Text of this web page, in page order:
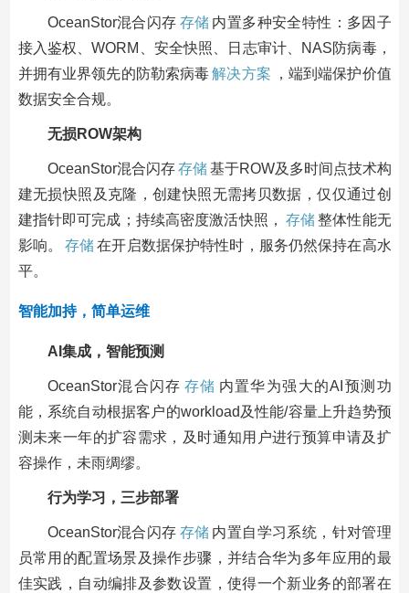
OceanStor混合闪存 存储 内置多种安全特性：多因子
接入鉴权、WORM、安全快照、日志审计、NAS防病毒，
并拥有业界领先的防勒索病毒解决方案
，端到端保护价值
数据安全合规。
无损ROW架构
OceanStor混合闪存存储 基于ROW及多时间点技术构
建无损快照及克隆，创建快照无需拷贝数据，仅仅通过创
建指针即可完成；持续高密度激活快照， 存储 整体性能无
影响。
存储 在开启数据保护特性时，服务仍然保持在高水
平。
智能加持，简单运维
AI集成，智能预测
OceanStor混合闪存 存储 内置华为强大的AI预测功
能，系统自动根据客户的workload及性能/容量上升趋势预
测未来一年的扩容需求，及时通知用户进行预算申请及扩
容操作，未雨绸缪。
行为学习，三步部署
OceanStor混合闪存 存储 内置自学习系统，针对管理
员常用的配置场景及操作步骤，并结合华为多年应用的最
佳实践，自动编排及参数设置，使得一个新业务的部署在